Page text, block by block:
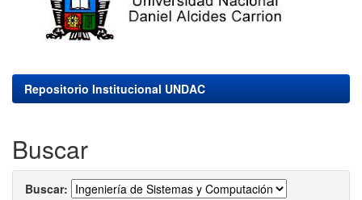
Repositorio Institucional UNDAC
Buscar
Buscar: